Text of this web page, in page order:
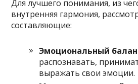
Для лучшего понимания, из
внутренняя гармония,
составляющие:
Эмоциональный
распознавать,
выражать свои эмоции.